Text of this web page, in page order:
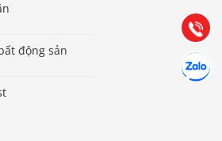
động sản
Gọi cho
(028) 22.166.144
Chát